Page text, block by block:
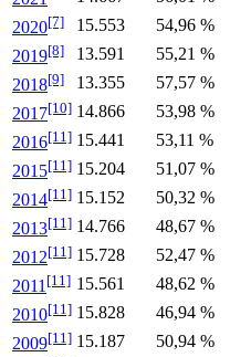
2020[7] 15.553
54,96 %
2019[8] 13.591
55,21 %
2018[9] 13.355
57,57 %
2017[10] 14.866
53,98 %
2016[11] 15.441
53,11 %
2015[11] 15.204
51,07 %
2014[11] 15.152
50,32 %
2013[11] 14.766
48,67 %
2012[11] 15.728
52,47 %
2011 [11] 15.561
48,62 %
2010[11] 15.828
46,94 %
2009[11] 15.187
50,94 %